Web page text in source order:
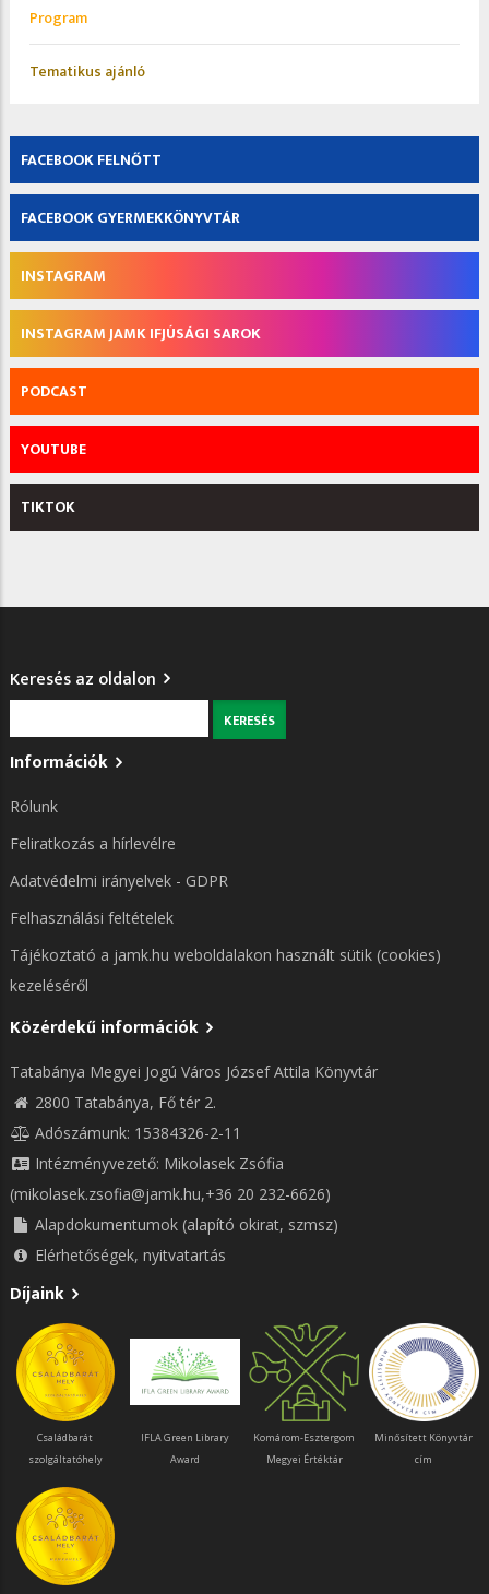
Program
Tematikus ajánló
FACEBOOK FELNŐTT
FACEBOOK GYERMEKKÖNYVTÁR
INSTAGRAM
INSTAGRAM JAMK IFJÚSÁGI SAROK
PODCAST
YOUTUBE
TIKTOK
Keresés az oldalon
Információk
Rólunk
Feliratkozás a hírlevélre
Adatvédelmi irányelvek - GDPR
Felhasználási feltételek
Tájékoztató a jamk.hu weboldalakon használt sütik (cookies)
kezeléséről
Közérdekű információk
Tatabánya Megyei Jogú Város József Attila Könyvtár
2800 Tatabánya, Fő tér 2.
Adószámunk: 15384326-2-11
Intézményvezető: Mikolasek Zsófia
(mikolasek.zsofia@jamk.hu,+36 20 232-6626)
Alapdokumentumok (alapító okirat, szmsz)
Elérhetőségek, nyitvatartás
Díjaink
Családbarát
szolgáltatóhely
IFLA Green Library
Award
Komárom-Esztergom
Megyei Értéktár
Minősített Könyvtár
cím